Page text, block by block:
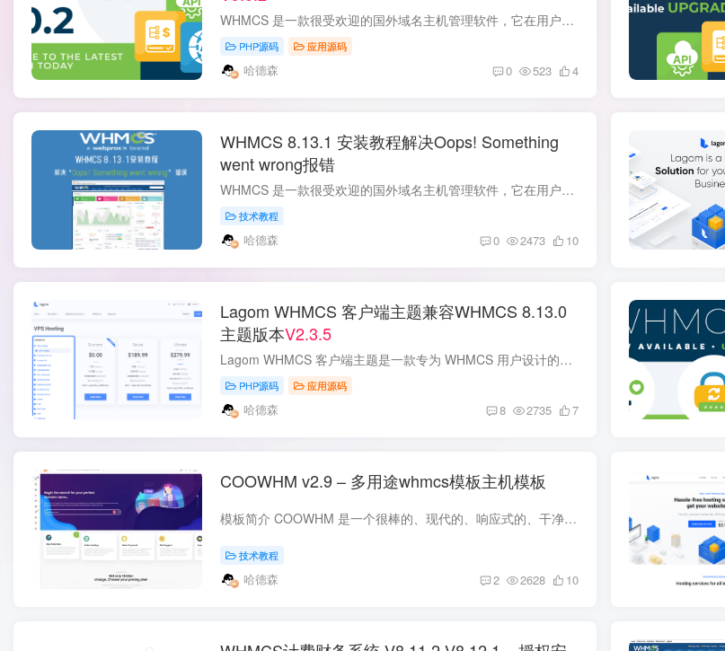
WHMCS 是一款很受欢迎的国外域名主机管理软件，它在用户管理、财务管理、域名界面、服务器管理面板界面等方面都设计得非常人性化。WHMCS Nulled是全面支持域名注册管理分析、主机发放管理、VPS...
PHP源码 应用源码
哈德森 0 523 4
WHMCS 8.13.1 安装教程解决Oops! Something
went wrong报错
WHMCS 是一款很受欢迎的国外域名主机管理软件，它在用户管理、财务管理、域名界面、服务器管理面板界面等方面都设计得非常人性化。WHMCS Nulled是全面支持域名注册管理分析、主机发放管理、VPS...
技术教程
哈德森 0 2473 10
Lagom WHMCS 客户端主题兼容WHMCS 8.13.0
主题版本V2.3.5
Lagom WHMCS 客户端主题是一款专为 WHMCS 用户设计的高质量主题，旨在提供卓越的用户体验和易于定制的界面。通过全面重写的 CSS 和 HTML 代码，Lagom 主题现在完全基于 CSS 变量，使其更加灵活...
PHP源码 应用源码
哈德森 8 2735 7
COOWHM v2.9 – 多用途whmcs模板主机模板
模板简介 COOWHM 是一个很棒的、现代的、响应式的、干净的 WHMCS 模板，为任何提供网络托管、经销商托管、云托管、域名、WordPress 托管、Ddos 攻击防护、在线支持和多用途业务等的公司提供了强...
技术教程
哈德森 2 2628 10